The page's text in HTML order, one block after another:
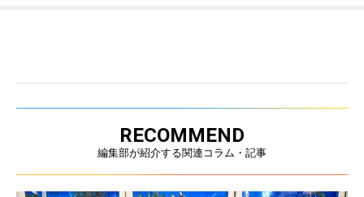
RECOMMEND
編集部が紹介する関連コラム・記事